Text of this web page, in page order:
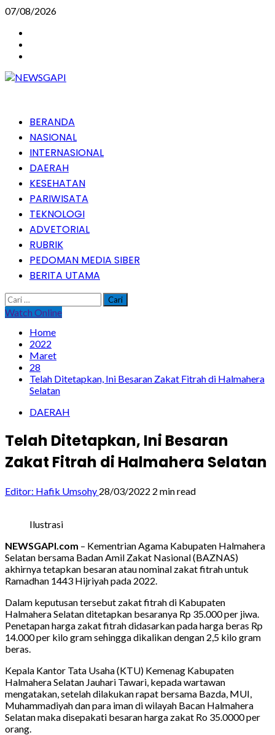
Skip
content
07/08/2026
PrimaryBERANDA
NASIONAL
INTERNASIONAL
DAERAH
KESEHATAN
PARIWISATA
TEKNOLOGI
ADVETORIAL
RUBRIK
PEDOMAN MEDIA SIBER
BERITA UTAMA
Cari
untuk:
Watch Online
Home
2022
Maret
28
Telah Ditetapkan, Ini Besaran Zakat Fitrah di Halmahera
Selatan
DAERAH
Telah Ditetapkan, Ini Besaran
Zakat Fitrah di Halmahera Selatan
Editor: Hafik Umsohy 28/03/2022 2 min read
Ilustrasi
NEWSGAPI.com – Kementrian Agama Kabupaten Halmahera
Selatan bersama Badan Amil Zakat Nasional (BAZNAS)
akhirnya tetapkan besaran atau nominal zakat fitrah untuk
Ramadhan 1443 Hijriyah pada 2022.
Dalam keputusan tersebut zakat fitrah di Kabupaten
Halmahera Selatan ditetapkan besaranya Rp 35.000 per jiwa.
Penetapan harga zakat fitrah didasarkan pada harga beras Rp
14.000 per kilo gram sehingga dikalikan dengan 2,5 kilo gram
beras.
Kepala Kantor Tata Usaha (KTU) Kemenag Kabupaten
Halmahera Selatan Jauhari Tawari, kepada wartawan
mengatakan, setelah dilakukan rapat bersama Bazda, MUI,
Muhammadiyah dan para iman di wilayah Bacan Halmahera
Selatan maka disepakati besaran harga zakat Ro 35.0000 per
orang.